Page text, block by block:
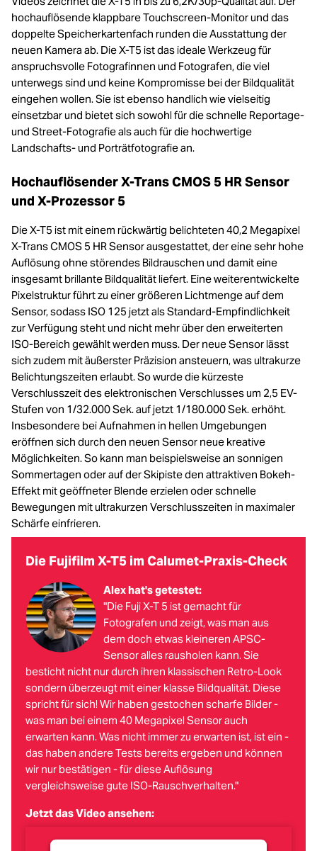
hochauflösende klappbare Touchscreen-Monitor und das
doppelte Speicherkartenfach runden die Ausstattung der
neuen Kamera ab. Die X-T5 ist das ideale Werkzeug für
anspruchsvolle Fotografinnen und Fotografen, die viel
unterwegs sind und keine Kompromisse bei der Bildqualität
eingehen wollen. Sie ist ebenso handlich wie vielseitig
einsetzbar und bietet sich sowohl für die schnelle Reportage-
und Street-Fotografie als auch für die hochwertige
Landschafts- und Porträtfotografie an.
Hochauflösender X-Trans CMOS 5 HR Sensor
und X-Prozessor 5
Die X-T5 ist mit einem rückwärtig belichteten 40,2 Megapixel
X-Trans CMOS 5 HR Sensor ausgestattet, der eine sehr hohe
Auflösung ohne störendes Bildrauschen und damit eine
insgesamt brillante Bildqualität liefert. Eine weiterentwickelte
Pixelstruktur führt zu einer größeren Lichtmenge auf dem
Sensor, sodass ISO 125 jetzt als Standard-Empfindlichkeit
zur Verfügung steht und nicht mehr über den erweiterten
ISO-Bereich gewählt werden muss. Der neue Sensor lässt
sich zudem mit äußerster Präzision ansteuern, was ultrakurze
Belichtungszeiten erlaubt. So wurde die kürzeste
Verschlusszeit des elektronischen Verschlusses um 2,5 EV-
Stufen von 1/32.000 Sek. auf jetzt 1/180.000 Sek. erhöht.
Insbesondere bei Aufnahmen in hellen Umgebungen
eröffnen sich durch den neuen Sensor neue kreative
Möglichkeiten. So kann man beispielsweise an sonnigen
Sommertagen oder auf der Skipiste den attraktiven Bokeh-
Effekt mit geöffneter Blende erzielen oder schnelle
Bewegungen mit ultrakurzen Verschlusszeiten in maximaler
Schärfe einfrieren.
Die Fujifilm X-T5 im Calumet-Praxis-Check
Alex hat's getestet:
"Die Fuji X-T 5 ist gemacht für
Fotografen und zeigt, was man aus
dem doch etwas kleineren APSC-
Sensor alles rausholen kann. Sie
besticht nicht nur durch ihren klassischen Retro-Look
sondern überzeugt mit einer klasse Bildqualität. Diese
spricht für sich! Wir haben gestochen scharfe Bilder -
was man bei einem 40 Megapixel Sensor auch
erwarten kann. Was nicht immer zu erwarten ist, ist ein -
das haben andere Tests bereits ergeben und können
wir nur bestätigen - für diese Auflösung
vergleichsweise gute ISO-Rauschverhalten."
Jetzt das Video ansehen: